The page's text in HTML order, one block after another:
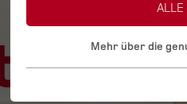
ALLE
Mehr über die